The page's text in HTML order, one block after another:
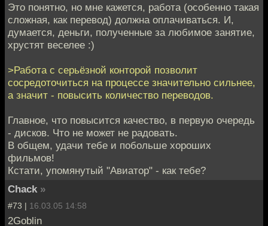
Это понятно, но мне кажется, работа (особенно такая
сложная, как перевод) должна оплачиваться. И,
думается, деньги, полученные за любимое занятие,
хрустят веселее :)
>Работа с серьёзной конторой позволит
сосредоточиться на процессе значительно сильнее,
а значит - повысить количество переводов.
Главное, что повысится качество, в первую очередь
- дисков. Что не может не радовать.
В общем, удачи тебе и побольше хороших
фильмов!
Кстати, упомянутый "Авиатор" - как тебе?
Сhack »
#73 | 16.03.05 14:58
2Goblin